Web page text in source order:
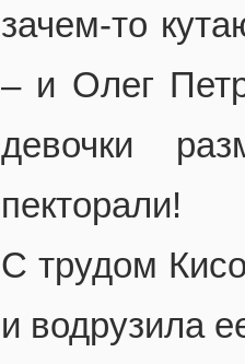
зачем-то
– и Олег
девочки
пекторали!
С трудом
и водрузила